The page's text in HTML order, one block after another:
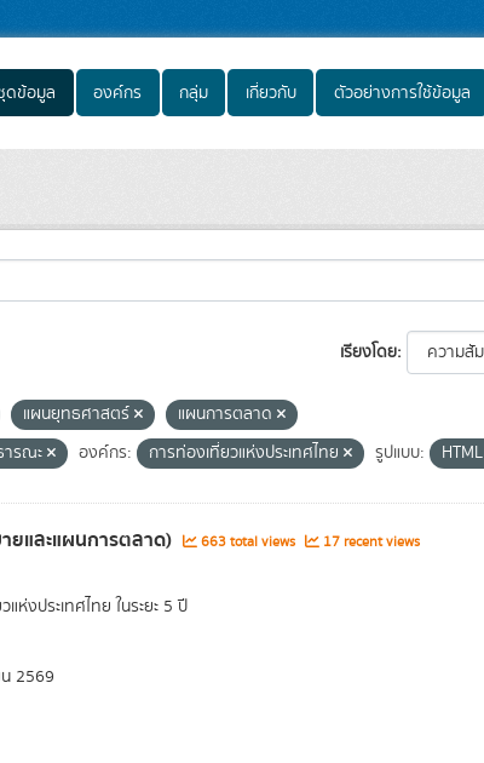
ดข้อมูล องค์กร กลุ่ม เกี่ยวกับ ตัวอย่างการใช้ข้อมูล
เรียงโดย
แผนยุทธศาสตร์
แผนการตลาด
ารณะ องค์กร: การท่องเที่ยวแห่งประเทศไทย รูปแบบ: HTML
และแผนการตลาด) 663 total views 17 recent views
งประเทศไทย ในระยะ 5 ปี
2569